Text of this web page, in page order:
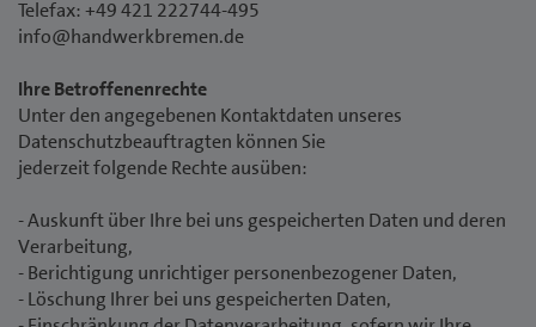
Telefax: +49 421 222744-495
info@handwerkbremen.de
Ihre Betroffenenrechte
Unter den angegebenen Kontaktdaten unseres
Datenschutzbeauftragten können Sie
jederzeit folgende Rechte ausüben:
- Auskunft über Ihre bei uns gespeicherten Daten und deren
Verarbeitung,
- Berichtigung unrichtiger personenbezogener Daten,
- Löschung Ihrer bei uns gespeicherten Daten,